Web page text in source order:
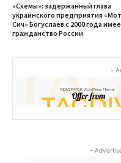
«Схемы»: задержанный глава
украинского предприятия
Сич» Богуслаев с 2000 года
гражданство России
-
-